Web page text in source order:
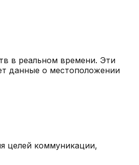
в реальном времени. Эти
данные о местоположении
целей коммуникации,